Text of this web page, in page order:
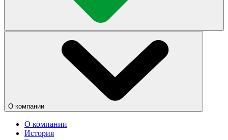
О компании
О компании
История